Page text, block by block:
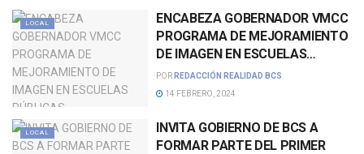
LOCAL
ENCABEZA GOBERNADOR VMCC
PROGRAMA DE MEJORAMIENTO
DE IMAGEN EN ESCUELAS
PÚBLICAS
POR REDACCIÓN REALIDAD BCS
14 FEBRERO, 2024
LOCAL
INVITA GOBIERNO DE BCS A
FORMAR PARTE DEL PRIMER